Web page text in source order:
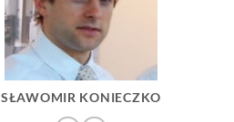
SŁAWOMIR KONIECZKO